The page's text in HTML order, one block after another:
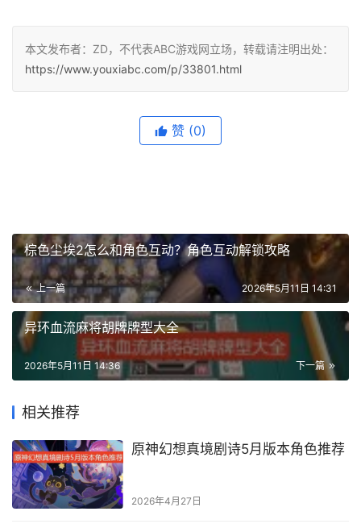
本文发布者：ZD，不代表ABC游戏网立场，转载请注明出处：
https://www.youxiabc.com/p/33801.html
赞 (0)
棕色尘埃2怎么和角色互动？角色互动解锁攻略
上一篇 2026年5月11日 14:31
异环血流麻将胡牌牌型大全
下一篇
2026年5月11日 14:36
相关推荐
原神幻想真境剧诗5月版本角色推荐
2026年4月27日